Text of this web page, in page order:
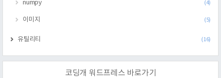
numpy (4)
이미지 (5)
유틸리티 (16)
코딩개 워드프레스 바로가기